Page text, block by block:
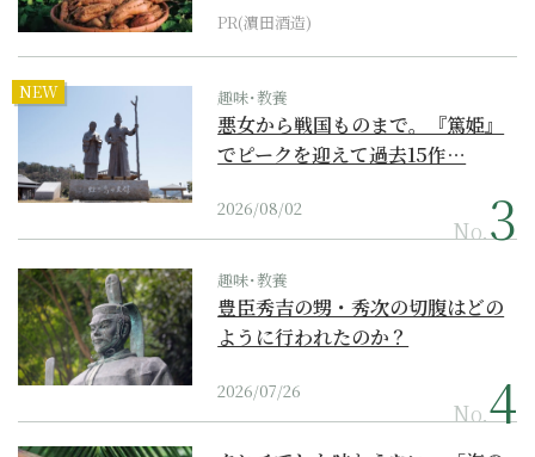
PR(濵田酒造)
NEW 趣味･教養
悪女から戦国ものまで。『篤姫』
でピークを迎えて過去15作…
2026/08/02
No.
趣味･教養
豊臣秀吉の甥・秀次の切腹はどの
ように行われたのか？
2026/07/26
No.